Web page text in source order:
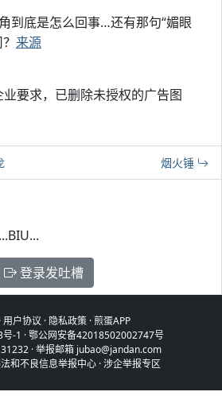
到底是怎么回事…还有那句“媚眼
来源
业要求，已删除未授权的广告图
烟火锤
登录发吐槽
·用户协议 · 隐私政策·煎蛋APP
-1 ·鄂公网安备42018502002747号
· 举报邮箱 jubao@jandan.com
和不良信息举报中心 ·涉企举报专区